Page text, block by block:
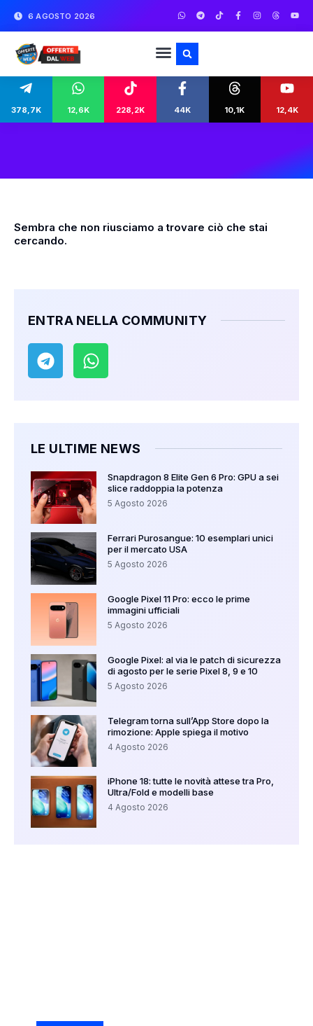
6 AGOSTO 2026
378,7K 12,6K 228,2K 44K 10,1K 12,4K
Sembra che non riusciamo a trovare ciò che stai
cercando.
ENTRA NELLA COMMUNITY
LE ULTIME NEWS
Snapdragon 8 Elite Gen 6 Pro: GPU a sei
slice raddoppia la potenza
5 Agosto 2026
Ferrari Purosangue: 10 esemplari unici
per il mercato USA
5 Agosto 2026
Google Pixel 11 Pro: ecco le prime
immagini ufficiali
5 Agosto 2026
Google Pixel: al via le patch di sicurezza
di agosto per le serie Pixel 8, 9 e 10
5 Agosto 2026
Telegram torna sull’App Store dopo la
rimozione: Apple spiega il motivo
4 Agosto 2026
iPhone 18: tutte le novità attese tra Pro,
Ultra/Fold e modelli base
4 Agosto 2026